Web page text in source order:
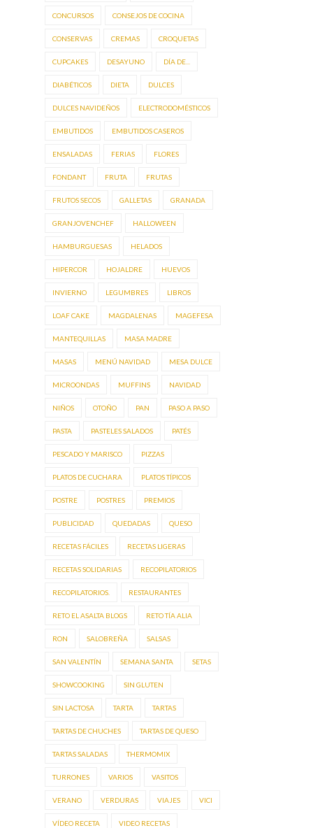
CONCURSOS CONSEJOS DE COCINA
CONSERVAS CREMAS CROQUETAS
CUPCAKES DESAYUNO DÍA DE...
DIABÉTICOS DIETA DULCES
DULCES NAVIDEÑOS ELECTRODOMÉSTICOS
EMBUTIDOS EMBUTIDOS CASEROS
ENSALADAS FERIAS FLORES
FONDANT FRUTA FRUTAS
FRUTOS SECOS GALLETAS GRANADA
GRANJOVENCHEF HALLOWEEN
HAMBURGUESAS HELADOS
HIPERCOR HOJALDRE HUEVOS
INVIERNO LEGUMBRES LIBROS
LOAF CAKE MAGDALENAS MAGEFESA
MANTEQUILLAS MASA MADRE
MASAS MENÚ NAVIDAD MESA DULCE
MICROONDAS MUFFINS NAVIDAD
NIÑOS OTOÑO PAN PASO A PASO
PASTA PASTELES SALADOS PATÉS
PESCADO Y MARISCO PIZZAS
PLATOS DE CUCHARA PLATOS TÍPICOS
POSTRE POSTRES PREMIOS
PUBLICIDAD QUEDADAS QUESO
RECETAS FÁCILES RECETAS LIGERAS
RECETAS SOLIDARIAS RECOPILATORIOS
RECOPILATORIOS. RESTAURANTES
RETO EL ASALTA BLOGS RETO TÍA ALIA
RON SALOBREÑA SALSAS
SAN VALENTÍN SEMANA SANTA SETAS
SHOWCOOKING SIN GLUTEN
SIN LACTOSA TARTA TARTAS
TARTAS DE CHUCHES TARTAS DE QUESO
TARTAS SALADAS THERMOMIX
TURRONES VARIOS VASITOS
VERANO VERDURAS VIAJES VICI
VÍDEO RECETA VIDEO RECETAS